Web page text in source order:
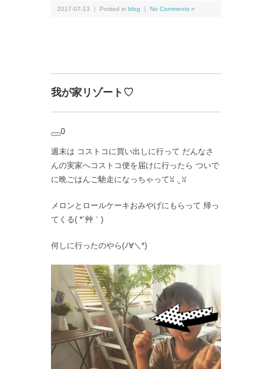
2017-07-13 ｜ Posted in blog No Comments »
我が家リゾート♡
0
週末は コストコに買い出しに行って だんなさ
んの実家へコストコ便を届けに行ったら ついで
に晩ごはんご馳走になっちゃってꈍ .̮ ꈍ
メロンとロールケーキおみやげにもらって 帰っ
てくる( *´艸｀)
何しに行ったのやら(ﾉ∀＼*)